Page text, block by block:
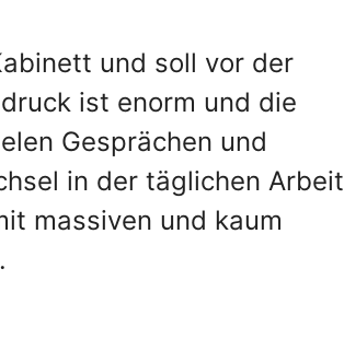
und soll vor der
ist enorm und die
Gesprächen und
in der täglichen Arbeit
massiven und kaum